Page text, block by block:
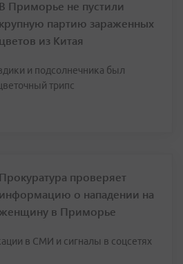
В Приморье не пустили
крупную партию зараженных
цветов из Китая
и подсолнечника был
трипс
Прокуратура проверяет
информацию о нападении на
женщину в Приморье
в СМИ и сигналы в соцсетях